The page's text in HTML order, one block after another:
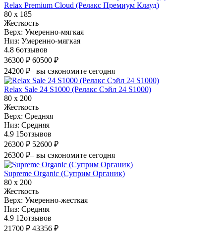
Relax Premium Cloud (Релакс Премиум Клауд)
80 х 185
Жесткость
Верх: Умеренно-мягкая
Низ: Умеренно-мягкая
4.8 6отзывов
36300 ₽ 60500 ₽
24200 ₽– вы сэкономите сегодня
Relax Sale 24 S1000 (Релакс Сэйл 24 S1000)
80 х 200
Жесткость
Верх: Средняя
Низ: Средняя
4.9 15отзывов
26300 ₽ 52600 ₽
26300 ₽– вы сэкономите сегодня
Supreme Organic (Суприм Органик)
80 х 200
Жесткость
Верх: Умеренно-жесткая
Низ: Средняя
4.9 12отзывов
21700 ₽ 43356 ₽